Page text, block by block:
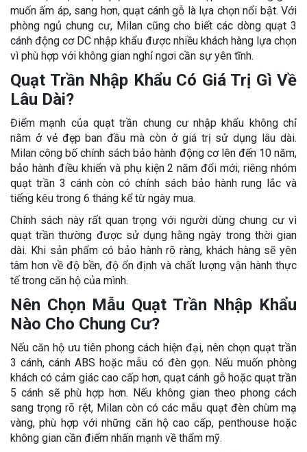
muốn ấm áp, sang hơn, quạt cánh gỗ là lựa chọn nổi bật. Với
phòng ngủ chung cư, Milan cũng cho biết các dòng quạt 3
cánh động cơ DC nhập khẩu được nhiều khách hàng lựa chọn
vì phù hợp với không gian nghỉ ngơi cần sự yên tĩnh.
Quạt Trần Nhập Khẩu Có Giá Trị Gì Về
Lâu Dài?
Điểm mạnh của quạt trần chung cư nhập khẩu không chỉ
nằm ở vẻ đẹp ban đầu mà còn ở giá trị sử dụng lâu dài.
Milan công bố chính sách bảo hành động cơ lên đến 10 năm,
bảo hành điều khiển và phụ kiện 2 năm đổi mới; riêng nhóm
quạt trần 3 cánh còn có chính sách bảo hành rung lắc và
tiếng kêu trong 6 tháng kể từ ngày mua.
Chính sách này rất quan trọng với người dùng chung cư vì
quạt trần thường được sử dụng hằng ngày trong thời gian
dài. Khi sản phẩm có bảo hành rõ ràng, khách hàng sẽ yên
tâm hơn về độ bền, độ ổn định và chất lượng vận hành thực
tế trong căn hộ của mình.
Nên Chọn Mẫu Quạt Trần Nhập Khẩu
Nào Cho Chung Cư?
Nếu căn hộ ưu tiên phong cách hiện đại, nên chọn quạt trần
3 cánh, cánh ABS hoặc mẫu có đèn gọn. Nếu muốn phòng
khách có cảm giác cao cấp hơn, quạt cánh gỗ hoặc quạt trần
5 cánh sẽ phù hợp hơn. Nếu không gian theo phong cách
sang trọng rõ rệt, Milan còn có các mẫu quạt đèn chùm mạ
vàng, phù hợp với những căn hộ cao cấp, penthouse hoặc
không gian cần điểm nhấn mạnh về thẩm mỹ.